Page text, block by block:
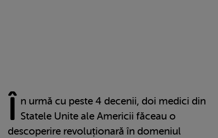
Î n urmă cu peste 4 decenii, doi medici din
Statele Unite ale Americii făceau o
descoperire revoluționară în domeniul